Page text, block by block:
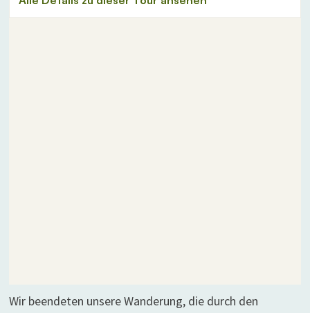
Wir beendeten unsere Wanderung, die durch den